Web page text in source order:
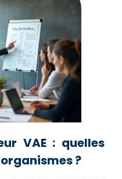
VAE : quelles
?